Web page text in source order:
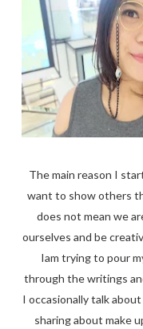
The main reason I
want to show others
does not mean we
ourselves and be
Iam trying to pour
through the writings
I occasionally talk
sharing about make